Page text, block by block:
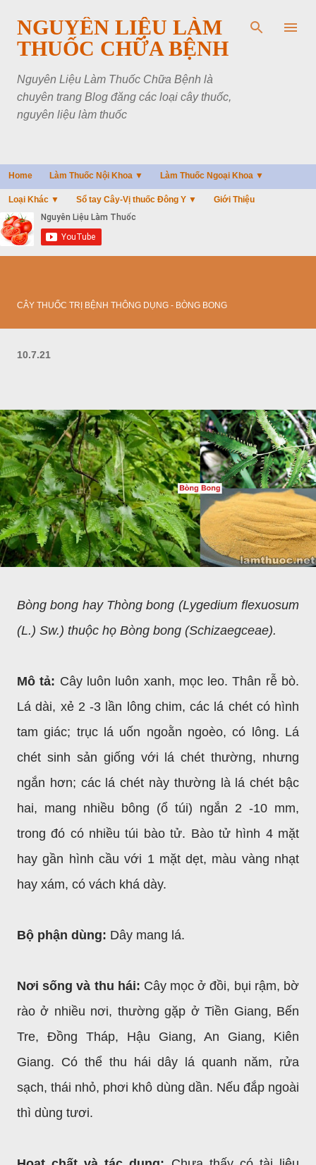
Chuyển đến nội dung chính
NGUYÊN LIỆU LÀM
THUỐC CHỮA BỆNH
Nguyên Liệu Làm Thuốc Chữa Bệnh là
chuyên trang Blog đăng các loại cây thuốc,
nguyên liệu làm thuốc
Home Làm Thuốc Nội Khoa ▼ Làm Thuốc Ngoại Khoa ▼
Loại Khác ▼ Sổ tay Cây-Vị thuốc Đông Y ▼ Giới Thiệu
CÂY THUỐC TRỊ BỆNH THÔNG DỤNG - BÒNG BONG
10.7.21
Bòng bong hay Thòng bong (Lygedium flexuosum
(L.) Sw.) thuộc họ Bòng bong (Schizaegceae).
Mô tả: Cây luôn luôn xanh, mọc leo. Thân rễ bò.
Lá dài, xẻ 2 -3 lần lông chim, các lá chét có hình
tam giác; trục lá uốn ngoằn ngoèo, có lông. Lá
chét sinh sản giống với lá chét thường, nhưng
ngắn hơn; các lá chét này thường là lá chét bậc
hai, mang nhiều bông (ổ túi) ngắn 2 -10 mm,
trong đó có nhiều túi bào tử. Bào tử hình 4 mặt
hay gần hình cầu với 1 mặt dẹt, màu vàng nhạt
hay xám, có vách khá dày.
Bộ phận dùng: Dây mang lá.
Nơi sống và thu hái: Cây mọc ở đồi, bụi rậm, bờ
rào ở nhiều nơi, thường gặp ở Tiền Giang, Bến
Tre, Đồng Tháp, Hậu Giang, An Giang, Kiên
Giang. Có thể thu hái dây lá quanh năm, rửa
sạch, thái nhỏ, phơi khô dùng dần. Nếu đắp ngoài
thì dùng tươi.